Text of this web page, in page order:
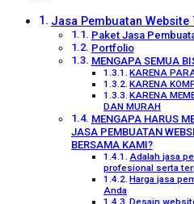
Jasa Pembuatan Website
Paket Jasa
Portfolio
MENGAPA SEMUA
KARENA
KARENA
KARENA
DAN MURAH
MENGAPA HARUS
JASA PEMBUATAN
BERSAMA KAMI?
Adalah jasa
profesional serta
Harga jasa
Anda